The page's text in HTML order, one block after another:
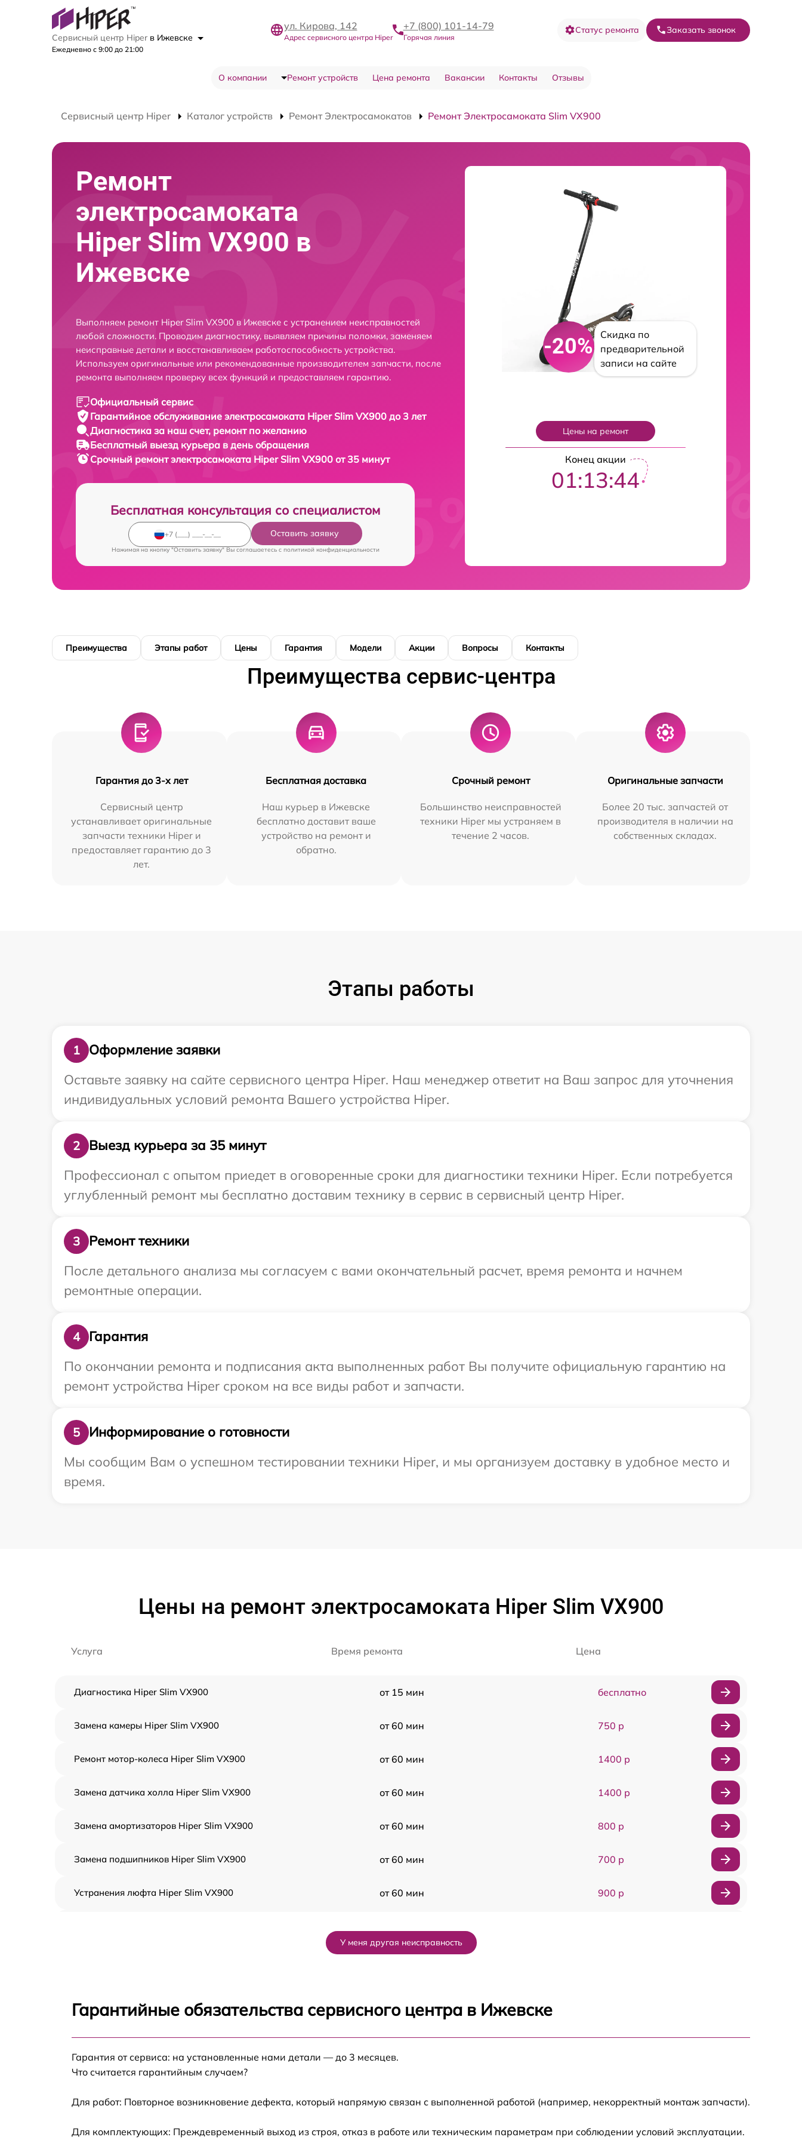
Сервисный центр Hiper в Ижевске
Ежедневно с 9:00 до 21:00
ул. Кирова, 142
Адрес сервисного центра Hiper
+7 (800) 101-14-79
Горячая линия
Статус ремонта Заказать звонок
О компании Ремонт устройств Цена ремонта Вакансии Контакты Отзывы
Сервисный центр Hiper Каталог устройств Ремонт Электросамокатов Ремонт Электросамоката Slim VX900
Ремонт
электросамоката
Hiper Slim VX900 в
Ижевске
Выполняем ремонт Hiper Slim VX900 в Ижевске с устранением неисправностей
любой сложности. Проводим диагностику, выявляем причины поломки, заменяем
неисправные детали и восстанавливаем работоспособность устройства.
Используем оригинальные или рекомендованные производителем запчасти, после
ремонта выполняем проверку всех функций и предоставляем гарантию.
Официальный сервис
Гарантийное обслуживание электросамоката Hiper Slim VX900 до 3 лет
Диагностика за наш счет, ремонт по желанию
Бесплатный выезд курьера в день обращения
Срочный ремонтэлектросамоката Hiper Slim VX900 от 35 минут
Бесплатная консультация со специалистом
Оставить заявку
Нажимая на кнопку "Оставить заявку" Вы соглашаетесь c политикой конфиденциальности
-20%
Скидка по
предварительной
записи на сайте
Цены на ремонт
Конец акции
01:13:43
Преимущества Этапы работ Цены Гарантия Модели Акции Вопросы Контакты
Преимущества сервис-центра
Гарантия до 3-х лет
Сервисный центр
устанавливает оригинальные
запчасти техники Hiper и
предоставляет гарантию до 3
лет.
Бесплатная доставка
Наш курьер в Ижевске
бесплатно доставит ваше
устройство на ремонт и
обратно.
Срочный ремонт
Большинство неисправностей
техники Hiper мы устраняем в
течение 2 часов.
Оригинальные запчасти
Более 20 тыс. запчастей от
производителя в наличии на
собственных складах.
Этапы работы
1
Оформление заявки
Оставьте заявку на сайте сервисного центра Hiper. Наш менеджер ответит на Ваш запрос для уточнения
индивидуальных условий ремонта Вашего устройства Hiper.
2
Выезд курьера за 35 минут
Профессионал с опытом приедет в оговоренные сроки для диагностики техники Hiper. Если потребуется
углубленный ремонт мы бесплатно доставим технику в сервис в сервисный центр Hiper.
3
Ремонт техники
После детального анализа мы согласуем с вами окончательный расчет, время ремонта и начнем
ремонтные операции.
4
Гарантия
По окончании ремонта и подписания акта выполненных работ Вы получите официальную гарантию на
ремонт устройства Hiper сроком на все виды работ и запчасти.
5
Информирование о готовности
Мы сообщим Вам о успешном тестировании техники Hiper, и мы организуем доставку в удобное место и
время.
Цены на ремонт электросамоката Hiper Slim VX900
Услуга Время ремонта Цена
Диагностика Hiper Slim VX900 от 15 мин бесплатно
Замена камеры Hiper Slim VX900 от 60 мин 750 р
Ремонт мотор-колеса Hiper Slim VX900 от 60 мин 1400 р
Замена датчика холла Hiper Slim VX900 от 60 мин 1400 р
Замена амортизаторов Hiper Slim VX900 от 60 мин 800 р
Замена подшипников Hiper Slim VX900 от 60 мин 700 р
Устранения люфта Hiper Slim VX900 от 60 мин 900 р
Замена корпуса Hiper Slim VX900 от 60 мин
Hiper Slim VX900
Гидроизоляция Hiper Slim VX900 от 60 мин
У меня другая неисправность
Гарантийные обязательства сервисного центра в Ижевске
Гарантия от сервиса: на установленные нами детали — до 3 месяцев.
Что считается гарантийным случаем?
Для работ: Повторное возникновение дефекта, который напрямую связан с выполненной работой (например, некорректный монтаж запчасти).
Для комплектующих: Преждевременный выход из строя, отказ в работе или техническим параметрам при соблюдении условий эксплуатации.